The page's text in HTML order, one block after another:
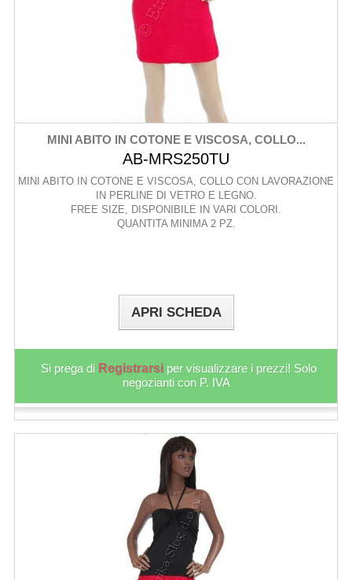
MINI ABITO IN COTONE E VISCOSA, COLLO...
AB-MRS250TU
MINI ABITO IN COTONE E VISCOSA, COLLO CON LAVORAZIONE
IN PERLINE DI VETRO E LEGNO.
FREE SIZE, DISPONIBILE IN VARI COLORI.
QUANTITA MINIMA 2 PZ.
APRI SCHEDA
Si prega di Registrarsi per visualizzare i prezzi! Solo
negozianti con P. IVA